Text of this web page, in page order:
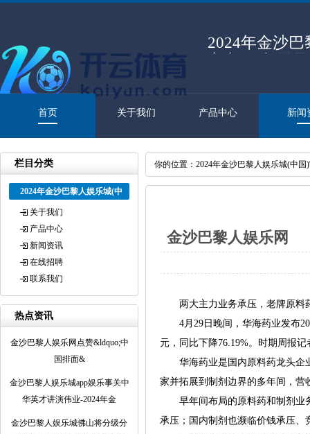
2024年金沙
首页 关于我们 产品中心 新闻
栏目分类
2024年金沙巴黎人娱乐城(中
国)官方网站-登录入口
关于我们
产品中心
新闻资讯
在线招聘
联系我们
热点资讯
金沙巴黎人娱乐网点赞&ldquo;中
国排面&
金沙巴黎人娱乐城app娱乐事关中
华英才讲演伟业-2024年金
金沙巴黎人娱乐城佛山将分级分
你的位置： 2024年金沙巴黎人娱乐城(中
金沙巴黎人娱乐网
两大主力业务承压，老牌原料药
4月29日晚间，华海药业发布
元，同比下降76.19%。时期周报
华海药业是国内原料药龙头企业
家并拓展到制剂边界的多年间，营
早年间布局的原料药和制剂业务
承压；国内制剂也濒临价钱承压、